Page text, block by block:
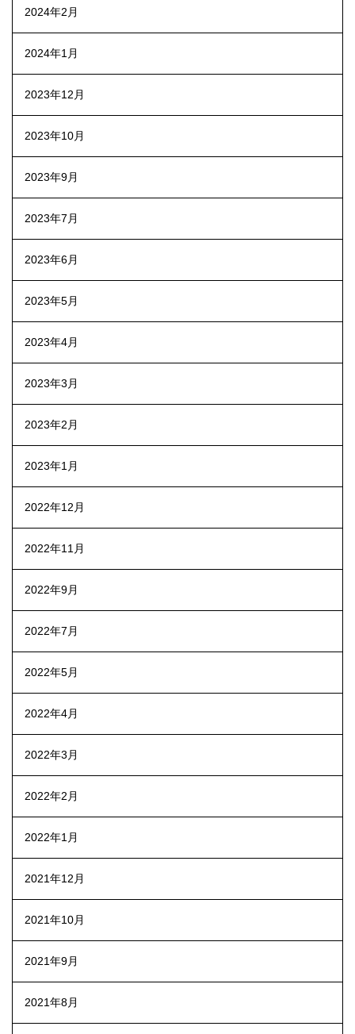
2024年2月
2024年1月
2023年12月
2023年10月
2023年9月
2023年7月
2023年6月
2023年5月
2023年4月
2023年3月
2023年2月
2023年1月
2022年12月
2022年11月
2022年9月
2022年7月
2022年5月
2022年4月
2022年3月
2022年2月
2022年1月
2021年12月
2021年10月
2021年9月
2021年8月